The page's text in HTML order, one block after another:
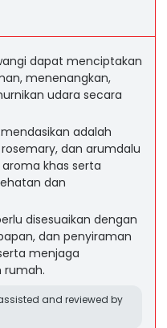
dapat menciptakan
menenangkan,
udara secara
adalah
dan arumdalu
khas serta
dan
disesuaikan dengan
dan penyiraman
menjaga
rumah.
and reviewed by